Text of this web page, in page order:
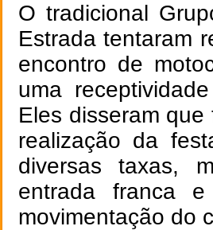
O tradicional
Estrada tentaram
encontro de
uma
Eles disseram
realização da
diversas taxas,
entrada franca
movimentação do